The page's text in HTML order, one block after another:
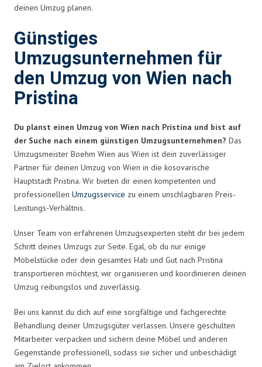
deinen Umzug planen.
Günstiges
Umzugsunternehmen für
den Umzug von Wien nach
Pristina
Du planst einen Umzug von Wien nach Pristina und bist auf
der Suche nach einem günstigen Umzugsunternehmen? Das
Umzugsmeister Boehm Wien aus Wien ist dein zuverlässiger
Partner für deinen Umzug von Wien in die kosovarische
Hauptstadt Pristina. Wir bieten dir einen kompetenten und
professionellen Umzugsservice zu einem unschlagbaren Preis-
Leistungs-Verhältnis.
Unser Team von erfahrenen Umzugsexperten steht dir bei jedem
Schritt deines Umzugs zur Seite. Egal, ob du nur einige
Möbelstücke oder dein gesamtes Hab und Gut nach Pristina
transportieren möchtest, wir organisieren und koordinieren deinen
Umzug reibungslos und zuverlässig.
Bei uns kannst du dich auf eine sorgfältige und fachgerechte
Behandlung deiner Umzugsgüter verlassen. Unsere geschulten
Mitarbeiter verpacken und sichern deine Möbel und anderen
Gegenstände professionell, sodass sie sicher und unbeschädigt